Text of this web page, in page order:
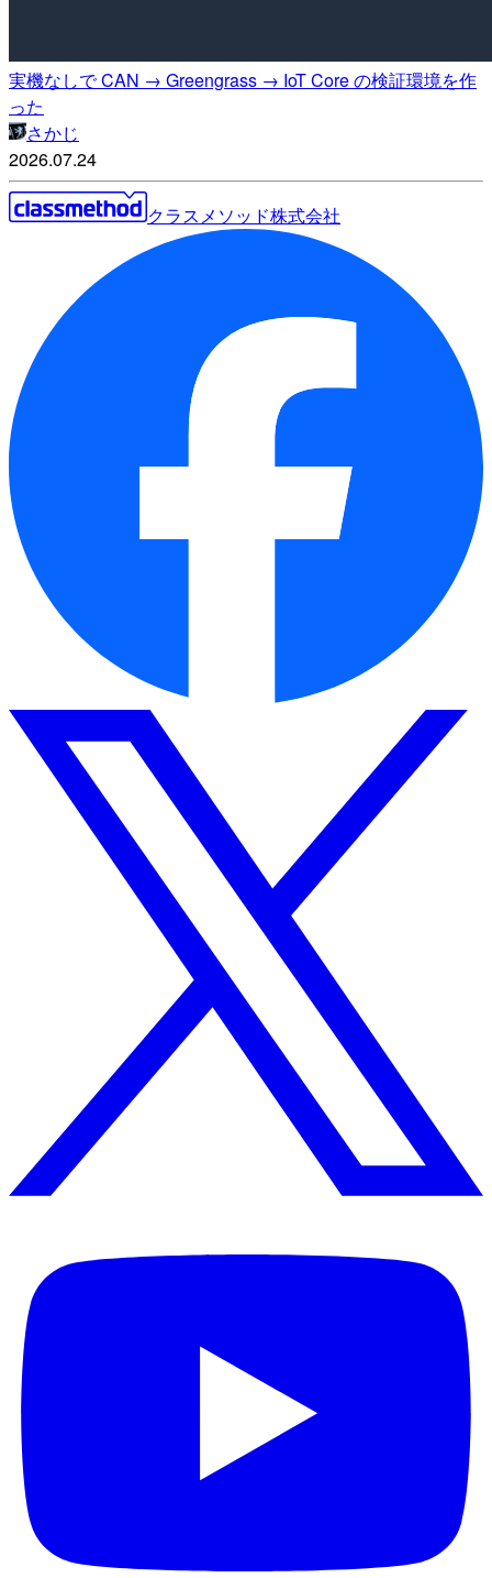
実機なしで CAN → Greengrass → IoT Core の検証環境を作
った
さかじ
2026.07.24
クラスメソッド株式会社